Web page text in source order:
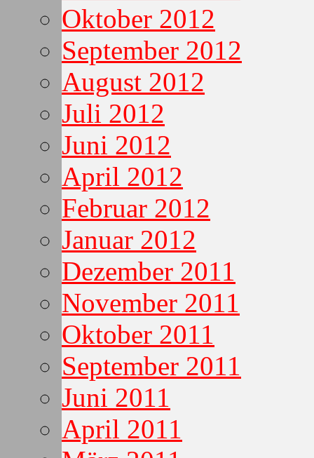
Oktober 2012
September 2012
August 2012
Juli 2012
Juni 2012
April 2012
Februar 2012
Januar 2012
Dezember 2011
November 2011
Oktober 2011
September 2011
Juni 2011
April 2011